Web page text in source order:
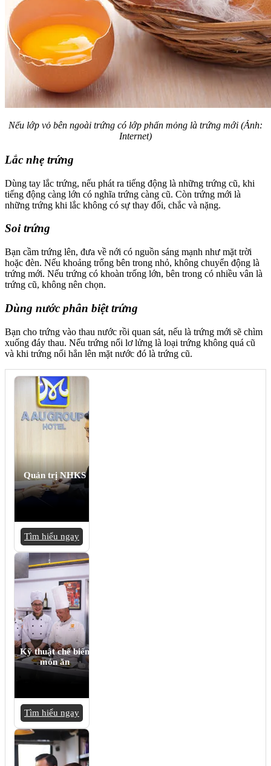
Nếu lớp vỏ bên ngoài trứng có lớp phấn mỏng là trứng mới (Ảnh:
Internet)
Lắc nhẹ trứng
Dùng tay lắc trứng, nếu phát ra tiếng động là những trứng cũ, khi
tiếng động càng lớn có nghĩa trứng càng cũ. Còn trứng mới là
những trứng khi lắc không có sự thay đổi, chắc và nặng.
Soi trứng
Bạn cầm trứng lên, đưa về nới có nguồn sáng mạnh như mặt trời
hoặc đèn. Nếu khoảng trống bên trong nhỏ, không chuyển động là
trứng mới. Nếu trứng có khoàn trống lớn, bên trong có nhiều vân là
trứng cũ, không nên chọn.
Dùng nước phân biệt trứng
Bạn cho trứng vào thau nước rồi quan sát, nếu là trứng mới sẽ chìm
xuống đáy thau. Nếu trứng nổi lơ lửng là loại trứng không quá cũ
và khi trứng nổi hẳn lên mặt nước đó là trứng cũ.
Quản trị NHKS
Tìm hiểu ngay
Kỹ thuật chế biến
món ăn
Tìm hiểu ngay